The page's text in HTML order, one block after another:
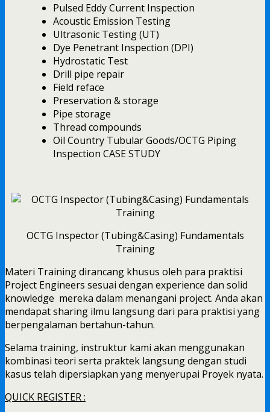
Pulsed Eddy Current Inspection
Acoustic Emission Testing
Ultrasonic Testing (UT)
Dye Penetrant Inspection (DPI)
Hydrostatic Test
Drill pipe repair
Field reface
Preservation & storage
Pipe storage
Thread compounds
Oil Country Tubular Goods/OCTG Piping
Inspection CASE STUDY
OCTG Inspector (Tubing&Casing) Fundamentals
Training
Materi Training dirancang khusus oleh para praktisi
Project Engineers sesuai dengan experience dan solid
knowledge mereka dalam menangani project. Anda akan
mendapat sharing ilmu langsung dari para praktisi yang
berpengalaman bertahun-tahun.
Selama training, instruktur kami akan menggunakan
kombinasi teori serta praktek langsung dengan studi
kasus telah dipersiapkan yang menyerupai Proyek nyata.
QUICK REGISTER :